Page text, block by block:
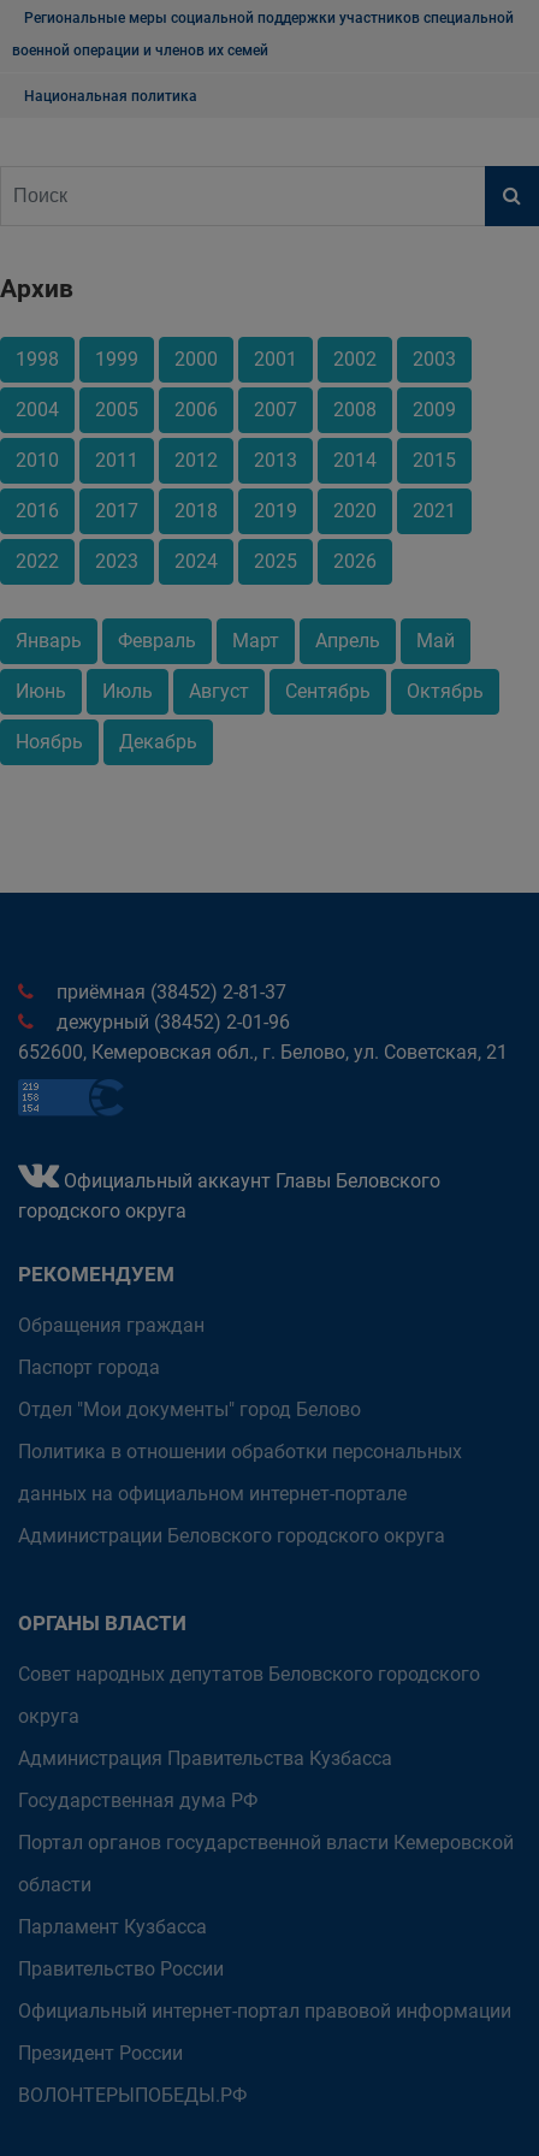
Региональные меры социальной поддержки участников специальной
военной операции и членов их семей
Национальная политика
Архив
1998 1999 2000 2001 2002 2003
2004 2005 2006 2007 2008 2009
2010 2011 2012 2013 2014 2015
2016 2017 2018 2019 2020 2021
2022 2023 2024 2025 2026
Январь Февраль Март Апрель Май
Июнь Июль Август Сентябрь Октябрь
Ноябрь Декабрь
приёмная (38452) 2-81-37
дежурный (38452) 2-01-96
652600, Кемеровская обл., г. Белово, ул. Советская, 21
Официальный аккаунт Главы Беловского
городского округа
РЕКОМЕНДУЕМ
Обращения граждан
Паспорт города
Отдел "Мои документы" город Белово
Политика в отношении обработки персональных
данных на официальном интернет-портале
Администрации Беловского городского округа
ОРГАНЫ ВЛАСТИ
Совет народных депутатов Беловского городского
округа
Администрация Правительства Кузбасса
Государственная дума РФ
Портал органов государственной власти Кемеровской
области
Парламент Кузбасса
Правительство России
Официальный интернет-портал правовой информации
Президент России
ВОЛОНТЕРЫПОБЕДЫ.РФ